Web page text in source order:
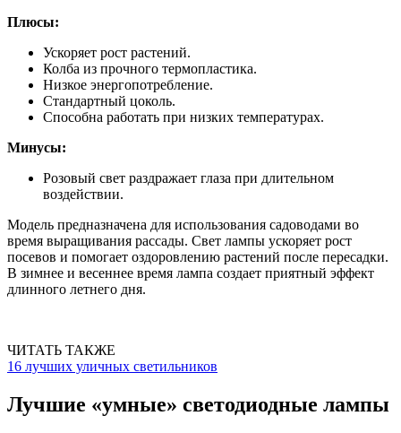
Плюсы:
Ускоряет рост растений.
Колба из прочного термопластика.
Низкое энергопотребление.
Стандартный цоколь.
Способна работать при низких температурах.
Минусы:
Розовый свет раздражает глаза при длительном
воздействии.
Модель предназначена для использования садоводами во
время выращивания рассады. Свет лампы ускоряет рост
посевов и помогает оздоровлению растений после пересадки.
В зимнее и весеннее время лампа создает приятный эффект
длинного летнего дня.
ЧИТАТЬ ТАКЖЕ
16 лучших уличных светильников
Лучшие «умные» светодиодные лампы